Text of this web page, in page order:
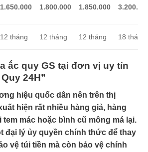
1.650.000 1.800.000 1.850.000
12 tháng 12 tháng 12 tháng 18 tháng
ắc quy GS tại đơn vị uy tín
24H”
hiệu quốc dân nên trên thị
hiện rất nhiều hàng giả, hàng
tem mác hoặc bình cũ mông má lại.
đại lý ủy quyền chính thức để thay
vệ túi tiền mà còn bảo vệ chính